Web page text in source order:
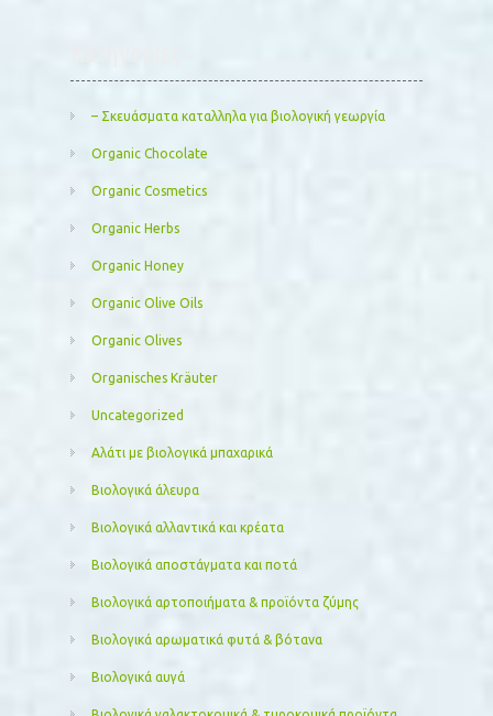
– Σκευάσματα καταλληλα για βιολογική γεωργία
Organic Chocolate
Organic Cosmetics
Organic Herbs
Organic Honey
Organic Olive Oils
Organic Olives
Organisches Kräuter
Uncategorized
Αλάτι με βιολογικά μπαχαρικά
Βιολογικά άλευρα
Βιολογικά αλλαντικά και κρέατα
Βιολογικά αποστάγματα και ποτά
Βιολογικά αρτοποιήματα & προϊόντα ζύμης
Βιολογικά αρωματικά φυτά & βότανα
Βιολογικά αυγά